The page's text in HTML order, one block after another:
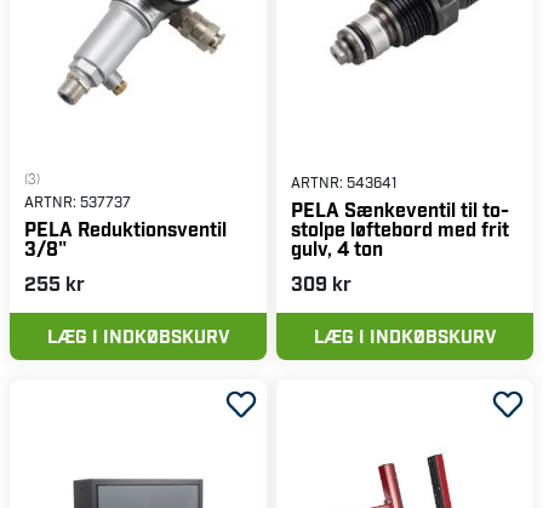
(3)
ARTNR: 537737
PELA Reduktionsventil
3/8"
255 kr
LÆG I INDKØBSKURV
ARTNR: 543641
PELA Sænkeventil til to-
stolpe løftebord med frit
gulv, 4 ton
309 kr
LÆG I INDKØBSKURV